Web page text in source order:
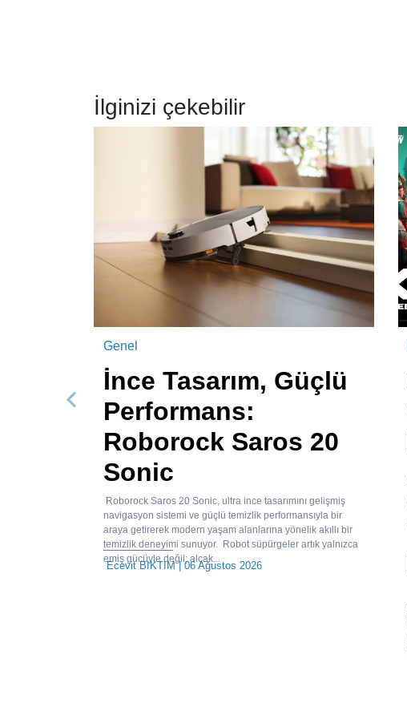
İlginizi çekebilir
Genel
İnce Tasarım, Güçlü
Performans:
Roborock Saros 20
Sonic
Roborock Saros 20 Sonic, ultra ince tasarımını gelişmiş
navigasyon sistemi ve güçlü temizlik performansıyla bir
araya getirerek modern yaşam alanlarına yönelik akıllı bir
temizlik deneyimi sunuyor. Robot süpürgeler artık yalnızca
emiş gücüyle değil; alçak...
Ecevit BIKTIM| 06 Ağustos 2026
Önceki